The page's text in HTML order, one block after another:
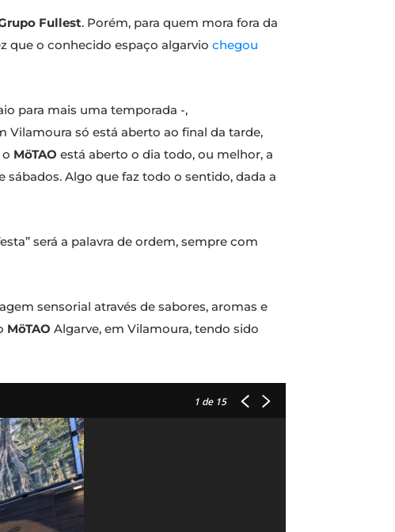
Fullest. Porém, para quem mora fora da
que o conhecido espaço algarvio chegou
para mais uma temporada -,
Vilamoura só está aberto ao final da tarde,
MöTAO está aberto o dia todo, ou melhor, a
Algo que faz todo o sentido, dada a
será a palavra de ordem, sempre com
sensorial através de sabores, aromas e
MöTAO Algarve, em Vilamoura, tendo sido
1 de 15